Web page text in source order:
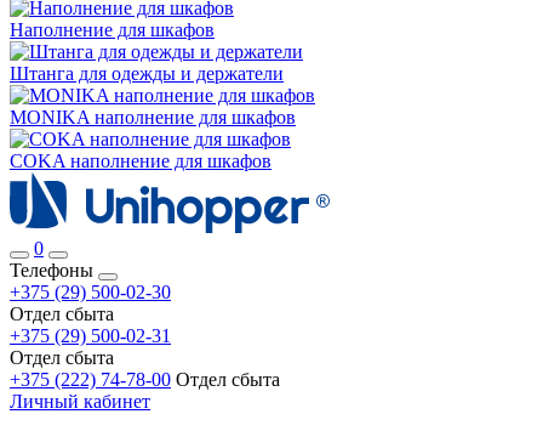
Наполнение для шкафов
Штанга для одежды и держатели
MONIKA наполнение для шкафов
COKA наполнение для шкафов
0
Телефоны
+375 (29) 500-02-30
Отдел сбыта
+375 (29) 500-02-31
Отдел сбыта
+375 (222) 74-78-00 Отдел сбыта
Личный кабинет